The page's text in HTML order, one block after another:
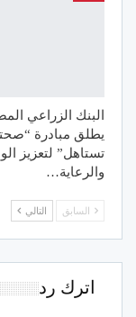
البنك الزراعي
يطلق مبادرة
تستاهل” لتعزيز
والرعاية…
السابق التالي
اترك رد